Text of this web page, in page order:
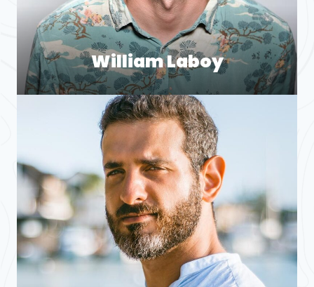
William Laboy